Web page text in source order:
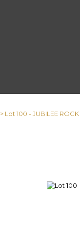
> Lot 100 - JUBILEE ROCK